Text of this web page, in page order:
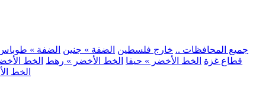
.. جميع المحافظات .. خارج فلسطين الضفة » جنين الضفة »
قطاع غزة الخط الأخضر » حيفا الخط الأخضر » رهط الخط
الخط